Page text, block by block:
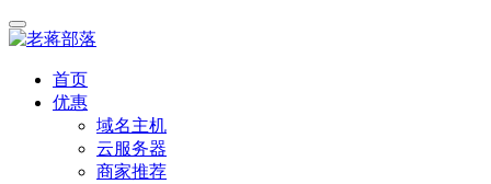
首页
优惠
域名主机
云服务器
商家推荐